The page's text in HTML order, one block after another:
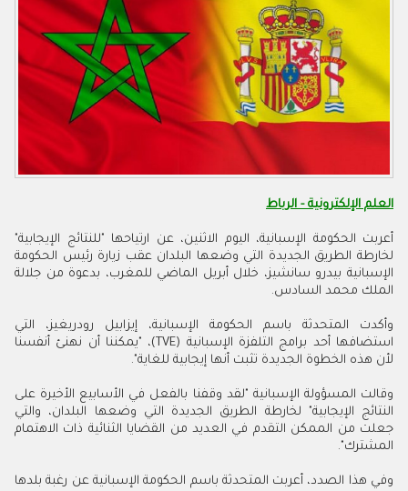
العلم الإلكترونية - الرباط
أعربت الحكومة الإسبانية، اليوم الاثنين، عن ارتياحها "للنتائج الإيجابية"
لخارطة الطريق الجديدة التي وضعها البلدان عقب زيارة رئيس الحكومة
الإسبانية بيدرو سانشيز، خلال أبريل الماضي للمغرب، بدعوة من جلالة
الملك محمد السادس.
وأكدت المتحدثة باسم الحكومة الإسبانية، إيزابيل رودريغيز، التي
استضافها أحد برامج التلفزة الإسبانية (TVE )، "يمكننا أن نهنئ أنفسنا
لأن هذه الخطوة الجديدة تثبت أنها إيجابية للغاية".
وقالت المسؤولة الإسبانية "لقد وقفنا بالفعل في الأسابيع الأخيرة على
النتائج الإيجابية" لخارطة الطريق الجديدة التي وضعها البلدان، والتي
جعلت من الممكن التقدم في العديد من القضايا الثنائية ذات الاهتمام
المشترك".
وفي هذا الصدد، أعربت المتحدثة باسم الحكومة الإسبانية عن رغبة بلدها